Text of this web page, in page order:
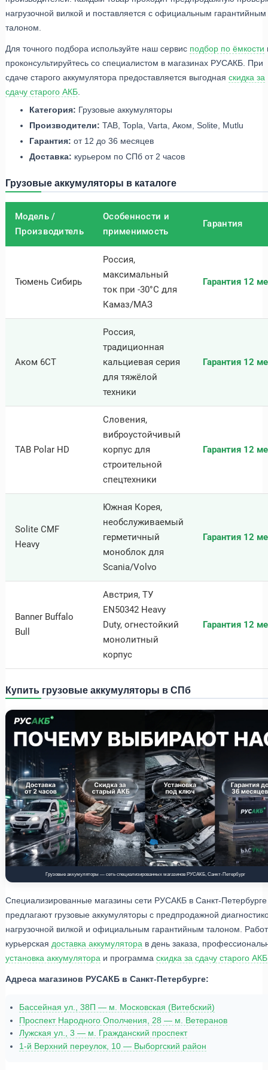
нагрузочной вилкой и поставляется с официальным гарантийным
талоном.
Для точного подбора используйте наш сервис подбор по ёмкости
проконсультируйтесь со специалистом в магазинах РУСАКБ. При
сдаче старого аккумулятора предоставляется выгодная скидка за
сдачу старого АКБ
Категория: Грузовые аккумуляторы
Производители: TAB, Topla, Varta, Аком, Solite, Mutlu
Гарантия: от 12 до 36 месяцев
Доставка: курьером по СПб от 2 часов
Грузовые аккумуляторы в каталоге
Модель /
Производитель
Особенности и
применимость
Гарантия
Тюмень Сибирь
Россия,
максимальный
ток при -30°C для
Камаз/МАЗ
Гарантия 12
Аком 6СТ
Россия,
традиционная
кальциевая серия
для тяжёлой
техники
Гарантия 12
TAB Polar HD
Словения,
виброустойчивый
корпус для
строительной
спецтехники
Гарантия 12
Solite CMF
Heavy
Южная Корея,
необслуживаемый
герметичный
моноблок для
Scania/Volvo
Гарантия 12
Banner Buffalo
Bull
Австрия, ТУ
EN50342 Heavy
Duty, огнестойкий
монолитный
корпус
Гарантия 12
Купить грузовые аккумуляторы в СПб
Грузовые аккумуляторы — сеть специализированных магазинов РУСАКБ, Санкт-Петербург
Специализированные магазины сети РУСАКБ в Санкт-Петербурге
предлагают грузовые аккумуляторы с предпродажной
нагрузочной вилкой и официальным гарантийным талоном.
курьерская доставка аккумулятора в день заказа,
установка аккумулятора и программа скидка за сдачу старого АКБ
Адреса магазинов РУСАКБ в Санкт-Петербурге:
Бассейная ул., 38П — м. Московская (Витебский)
Проспект Народного Ополчения, 28 — м. Ветеранов
Лужская ул., 3 — м. Гражданский проспект
1-й Верхний переулок, 10 — Выборгский район